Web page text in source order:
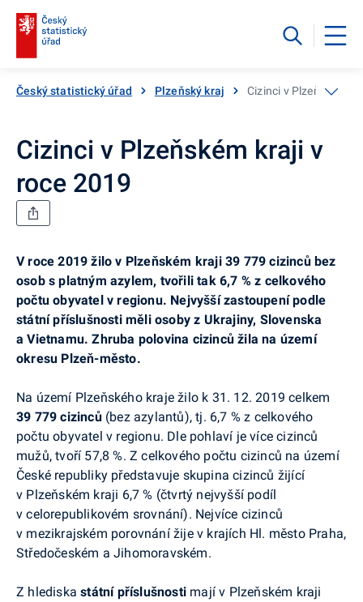
Český statistický úřad Plzeňský kraj Cizinci v Plzeňském
Cizinci v Plzeňském kraji v
roce 2019
V roce 2019 žilo v Plzeňském kraji 39 779 cizinců bez
osob s platným azylem, tvořili tak 6,7 % z celkového
počtu obyvatel v regionu. Nejvyšší zastoupení podle
státní příslušnosti měli osoby z Ukrajiny, Slovenska
a Vietnamu. Zhruba polovina cizinců žila na území
okresu Plzeň-město.
Na území Plzeňského kraje žilo k 31. 12. 2019 celkem
39 779 cizinců(bez azylantů), tj. 6,7 % z celkového
počtu obyvatel v regionu. Dle pohlaví je více cizinců
mužů, tvoří 57,8 %. Z celkového počtu cizinců na území
České republiky představuje skupina cizinců žijící
v Plzeňském kraji 6,7 % (čtvrtý nejvyšší podíl
v celorepublikovém srovnání). Nejvíce cizinců
v mezikrajském porovnání žije v krajích Hl. město Praha,
Středočeském a Jihomoravském.
Z hlediskastátní příslušnosti mají v Plzeňském kraji